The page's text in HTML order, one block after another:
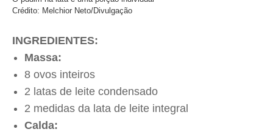
Crédito: Melchior Neto/Divulgação
INGREDIENTES:
Massa:
8 ovos inteiros
2 latas de leite condensado
2 medidas da lata de leite integral
Calda: